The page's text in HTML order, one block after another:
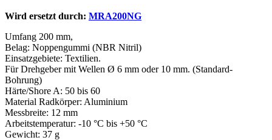
Wird ersetzt durch: MRA200NG
Umfang 200 mm,
Belag: Noppengummi (NBR Nitril)
Einsatzgebiete: Textilien.
Für Drehgeber mit Wellen Ø 6 mm oder 10 mm. (Standard-
Bohrung)
Härte/Shore A: 50 bis 60
Material Radkörper: Aluminium
Messbreite: 12 mm
Arbeitstemperatur: -10 °C bis +50 °C
Gewicht: 37 g